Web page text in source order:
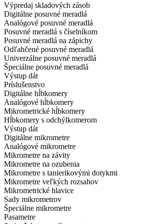
Výpredaj skladových zásob
Digitálne posuvné meradlá
Analógové posuvné meradlá
Posuvné meradlá s číselníkom
Posuvné meradlá na zápichy
Odľahčené posuvné meradlá
Univerzálne posuvné meradlá
Špeciálne posuvné meradlá
Výstup dát
Príslušenstvo
Digitálne hĺbkomery
Analógové hĺbkomery
Mikrometrické hĺbkomery
Hĺbkomery s odchýlkomerom
Výstup dát
Digitálne mikrometre
Analógové mikrometre
Mikrometre na závity
Mikrometre na ozubenia
Mikrometre s tanierikovými dotykmi
Mikrometre veľkých rozsahov
Mikrometrické hlavice
Sady mikrometrov
Špeciálne mikrometre
Pasametre